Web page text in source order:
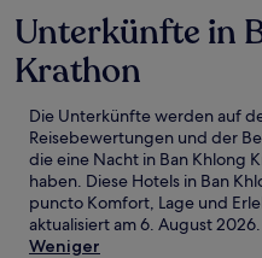
Unterkünfte in
Krathon
Die Unterkünfte werden auf
Reisebewertungen und der
die eine Nacht in Ban Khlong
haben. Diese Hotels in Ban
puncto Komfort, Lage und
aktualisiert am6. August 2026.
Weniger